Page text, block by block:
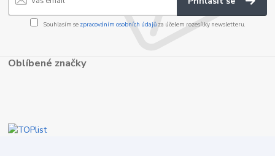
Souhlasím se zpracováním osobních údajůza účelem rozesílky newsletteru.
Oblíbené značky